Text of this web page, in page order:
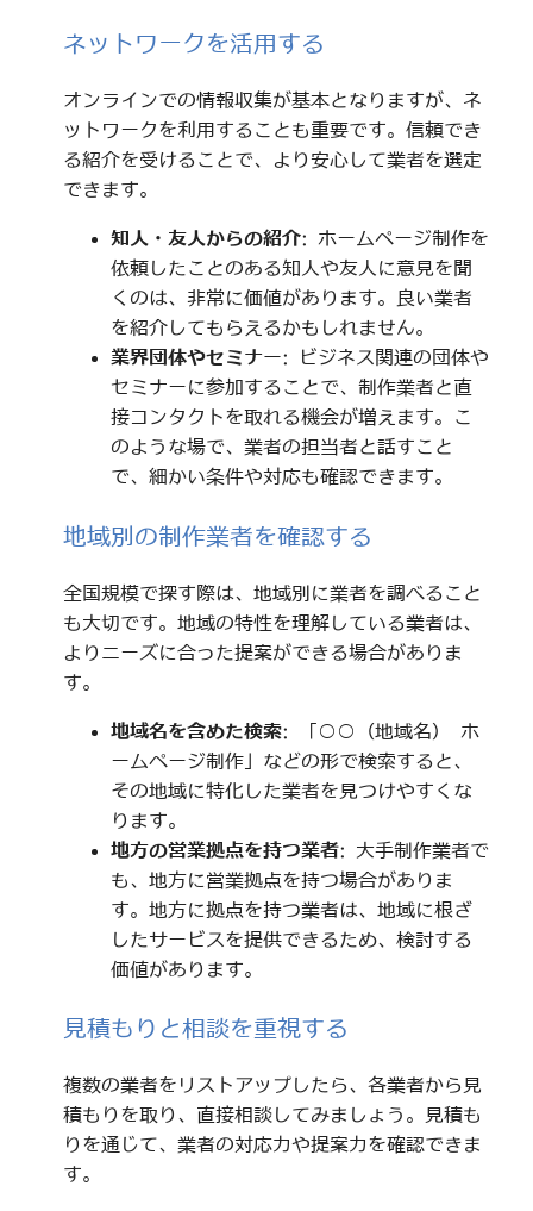
ネットワークを活用する
オンラインでの情報収集が基本となりますが、ネ
ットワークを利用することも重要です。信頼でき
る紹介を受けることで、より安心して業者を選定
できます。
知人・友人からの紹介: ホームページ制作を
依頼したことのある知人や友人に意見を聞
くのは、非常に価値があります。良い業者
を紹介してもらえるかもしれません。
業界団体やセミナー: ビジネス関連の団体や
セミナーに参加することで、制作業者と直
接コンタクトを取れる機会が増えます。こ
のような場で、業者の担当者と話すこと
で、細かい条件や対応も確認できます。
地域別の制作業者を確認する
全国規模で探す際は、地域別に業者を調べること
も大切です。地域の特性を理解している業者は、
よりニーズに合った提案ができる場合がありま
す。
地域名を含めた検索: 「○○（地域名） ホ
ームページ制作」などの形で検索すると、
その地域に特化した業者を見つけやすくな
ります。
地方の営業拠点を持つ業者: 大手制作業者で
も、地方に営業拠点を持つ場合がありま
す。地方に拠点を持つ業者は、地域に根ざ
したサービスを提供できるため、検討する
価値があります。
見積もりと相談を重視する
複数の業者をリストアップしたら、各業者から見
積もりを取り、直接相談してみましょう。見積も
りを通じて、業者の対応力や提案力を確認できま
す。